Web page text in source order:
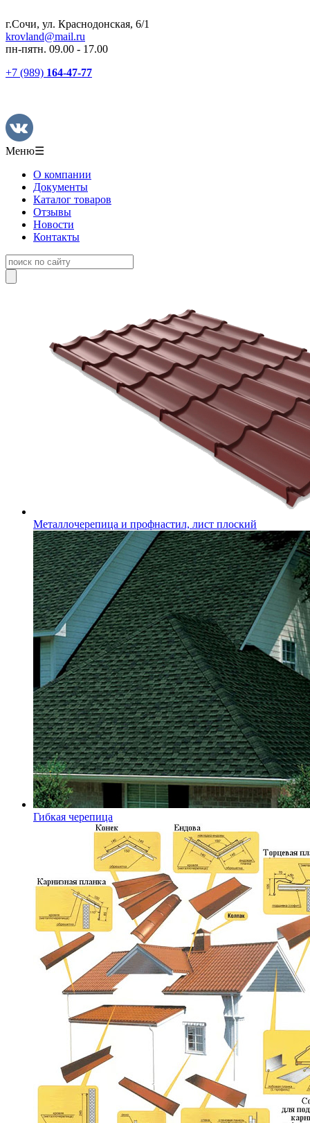
г.Сочи, ул. Краснодонская, 6/1
krovland@mail.ru
пн-пятн. 09.00 - 17.00
+7 (989) 164-47-77
Меню☰
О компании
Документы
Каталог товаров
Отзывы
Новости
Контакты
Металлочерепица и профнастил, лист плоский
Гибкая черепица